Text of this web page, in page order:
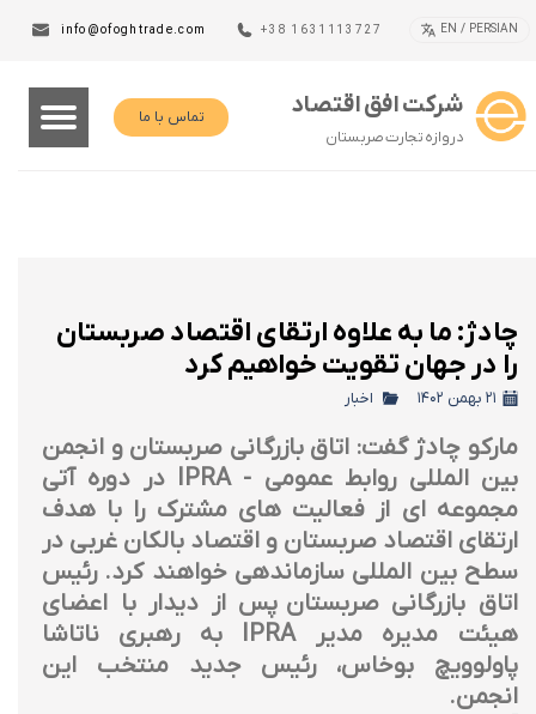
+38 1631113727
info@ofoghtrade.com
شرکت افق اقتصاد
دروازه تجارت صربستان
تماس با ما
EN / PERSIAN
چادژ: ما به علاوه ارتقای اقتصاد صربستان
را در جهان تقویت خواهیم کرد
۲۱ بهمن ۱۴۰۲ اخبار
مارکو چادژ گفت: اتاق بازرگانی صربستان و انجمن
بین المللی روابط عمومی - IPRA در دوره آتی
مجموعه ای از فعالیت های مشترک را با هدف
ارتقای اقتصاد صربستان و اقتصاد بالکان غربی در
سطح بین المللی سازماندهی خواهند کرد. رئیس
اتاق بازرگانی صربستان پس از دیدار با اعضای
هیئت مدیره مدیر IPRA به رهبری ناتاشا
پاولوویچ بوخاس، رئیس جدید منتخب این
انجمن.